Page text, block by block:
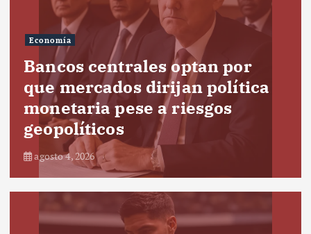
Economía
Bancos centrales optan por
que mercados dirijan política
monetaria pese a riesgos
geopolíticos
agosto 4, 2026